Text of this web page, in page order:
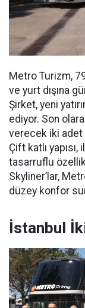
Metro Turizm,
ve yurt dışına
Şirket, yeni
ediyor. Son
verecek iki adet
Çift katlı
tasarruflu
Skyliner’lar,
düzey konfor
İstanbul